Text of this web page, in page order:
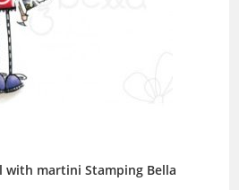
with martini Stamping Bella